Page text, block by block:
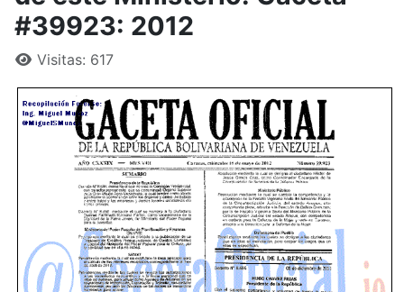
#39923: 2012
Visitas: 617